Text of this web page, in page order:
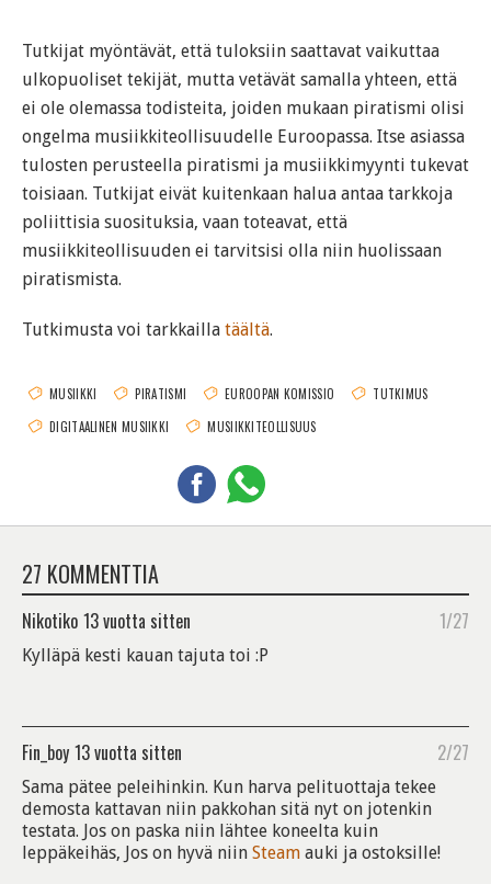
Tutkijat myöntävät, että tuloksiin saattavat vaikuttaa
ulkopuoliset tekijät, mutta vetävät samalla yhteen, että
ei ole olemassa todisteita, joiden mukaan piratismi olisi
ongelma musiikkiteollisuudelle Euroopassa. Itse asiassa
tulosten perusteella piratismi ja musiikkimyynti tukevat
toisiaan. Tutkijat eivät kuitenkaan halua antaa tarkkoja
poliittisia suosituksia, vaan toteavat, että
musiikkiteollisuuden ei tarvitsisi olla niin huolissaan
piratismista.
Tutkimusta voi tarkkailla täältä.
MUSIIKKI PIRATISMI EUROOPAN KOMISSIO
TUTKIMUS
DIGITAALINEN MUSIIKKI
MUSIIKKITEOLLISUUS
27 KOMMENTTIA
Nikotiko 13 vuotta sitten 1/27
Kylläpä kesti kauan tajuta toi :P
Fin_boy 13 vuotta sitten 2/27
Sama pätee peleihinkin. Kun harva pelituottaja tekee
demosta kattavan niin pakkohan sitä nyt on jotenkin
testata. Jos on paska niin lähtee koneelta kuin
leppäkeihäs, Jos on hyvä niin Steam auki ja ostoksille!